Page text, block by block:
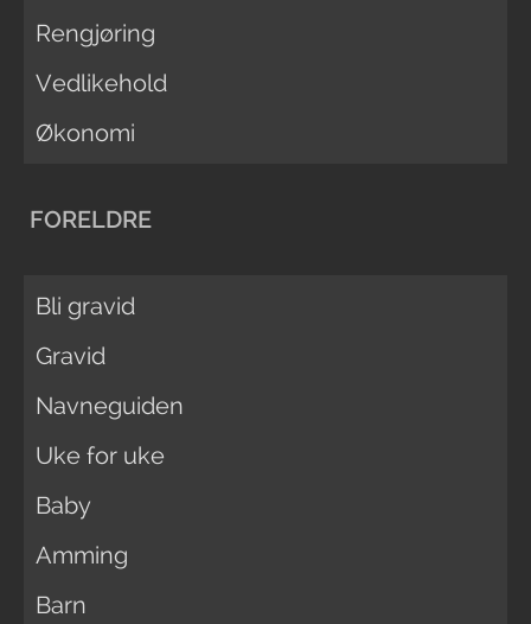
Rengjøring
Vedlikehold
Økonomi
FORELDRE
Bli gravid
Gravid
Navneguiden
Uke for uke
Baby
Amming
Barn